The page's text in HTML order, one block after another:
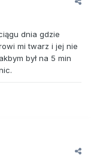
dnia gdzie
mi twarz i jej nie
był na 5 min